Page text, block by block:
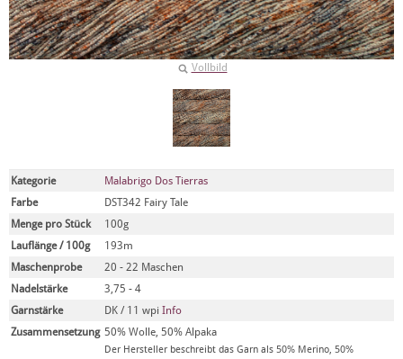
Vollbild
Kategorie
Malabrigo Dos Tierras
Farbe
DST342 Fairy Tale
Menge pro Stück
100g
Lauflänge / 100g
193m
Maschenprobe
20 - 22 Maschen
Nadelstärke
3,75 - 4
Garnstärke
DK / 11 wpi Info
Zusammensetzung 50% Wolle, 50% Alpaka
Der Hersteller beschreibt das Garn als 50% Merino, 50%